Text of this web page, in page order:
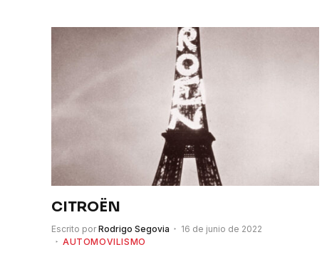
CITROËN
Escrito por Rodrigo Segovia
16 de junio de 2022
AUTOMOVILISMO